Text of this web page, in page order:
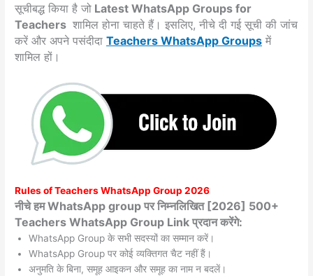
सूचीबद्ध किया है जो Latest WhatsApp Groups for
Teachers शामिल होना चाहते हैं। इसलिए, नीचे दी गई सूची की जांच
करें और अपने पसंदीदाTeachersWhatsApp Groups में
शामिल हों।
Rules of Teachers WhatsApp Group 2026
नीचे हम WhatsApp group पर निम्नलिखित [2026] 500+
Teachers WhatsApp Group Link प्रदान करेंगे:
WhatsApp Group के सभी सदस्यों का सम्मान करें।
WhatsApp Group पर कोई व्यक्तिगत चैट नहीं हैं।
अनुमति के बिना, समूह आइकन और समूह का नाम न बदलें।